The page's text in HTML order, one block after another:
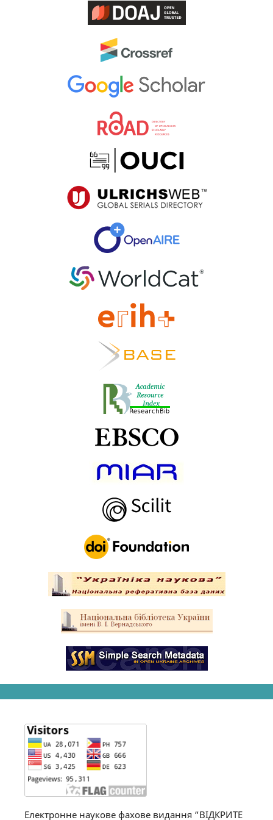
Електронне наукове фахове видання “ВІДКРИТЕ